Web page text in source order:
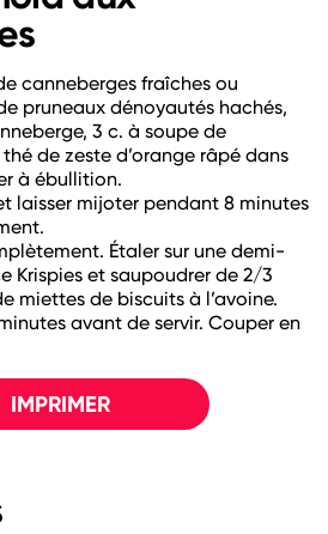
canneberges fraîches ou
pruneaux dénoyautés hachés,
3 c. à soupe de
de zeste d’orange râpé dans
à ébullition.
laisser mijoter pendant 8 minutes
Étaler sur une demi-
Krispies et saupoudrer de 2/3
miettes de biscuits à l’avoine.
avant de servir. Couper en
IMPRIMER